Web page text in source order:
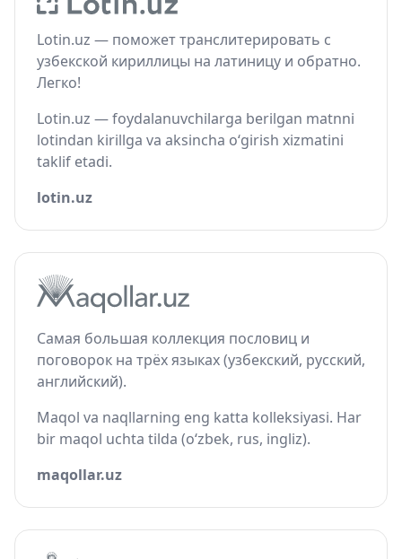
Lotin.uz — поможет транслитерировать с
узбекской кириллицы на латиницу и обратно.
Легко!
Lotin.uz — foydalanuvchilarga berilgan matnni
lotindan kirillga va aksincha o‘girish xizmatini
taklif etadi.
lotin.uz
Самая большая коллекция пословиц и
поговорок на трёх языках (узбекский, русский,
английский).
Maqol va naqllarning eng katta kolleksiyasi. Har
bir maqol uchta tilda (o‘zbek, rus, ingliz).
maqollar.uz